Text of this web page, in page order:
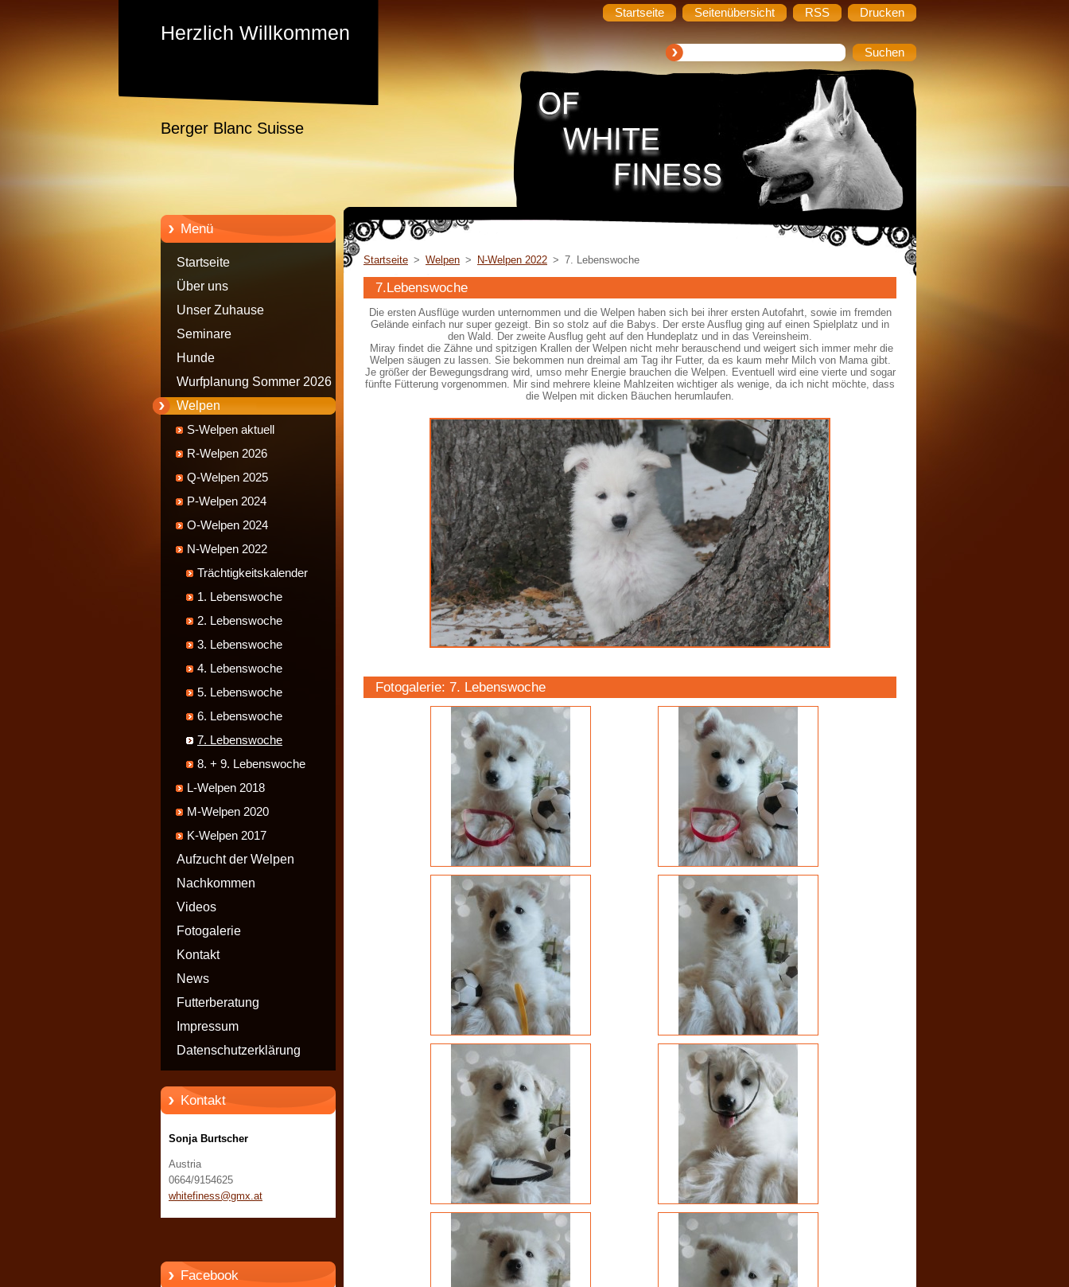
Startseite Seitenübersicht RSS Drucken
Herzlich Willkommen
Berger Blanc Suisse
Menü
Startseite
Über uns
Unser Zuhause
Seminare
Hunde
Wurfplanung Sommer 2026
Welpen
S-Welpen aktuell
R-Welpen 2026
Q-Welpen 2025
P-Welpen 2024
O-Welpen 2024
N-Welpen 2022
Trächtigkeitskalender
1. Lebenswoche
2. Lebenswoche
3. Lebenswoche
4. Lebenswoche
5. Lebenswoche
6. Lebenswoche
7. Lebenswoche
8. + 9. Lebenswoche
L-Welpen 2018
M-Welpen 2020
K-Welpen 2017
Aufzucht der Welpen
Nachkommen
Videos
Fotogalerie
Kontakt
News
Futterberatung
Impressum
Datenschutzerklärung
Kontakt
Sonja Burtscher
Austria
0664/9154625
whitefiness@gmx.at
Facebook
Startseite > Welpen > N-Welpen 2022 > 7. Lebenswoche
7.Lebenswoche
Die ersten Ausflüge wurden unternommen und die Welpen haben sich bei ihrer ersten Autofahrt, sowie im fremden
Gelände einfach nur super gezeigt. Bin so stolz auf die Babys. Der erste Ausflug ging auf einen Spielplatz und in
den Wald. Der zweite Ausflug geht auf den Hundeplatz und in das Vereinsheim.
Miray findet die Zähne und spitzigen Krallen der Welpen nicht mehr berauschend und weigert sich immer mehr die
Welpen säugen zu lassen. Sie bekommen nun dreimal am Tag ihr Futter, da es kaum mehr Milch von Mama gibt.
Je größer der Bewegungsdrang wird, umso mehr Energie brauchen die Welpen. Eventuell wird eine vierte und sogar
fünfte Fütterung vorgenommen. Mir sind mehrere kleine Mahlzeiten wichtiger als wenige, da ich nicht möchte, dass
die Welpen mit dicken Bäuchen herumlaufen.
Fotogalerie: 7. Lebenswoche